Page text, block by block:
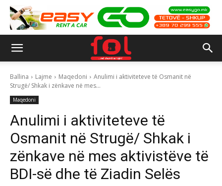
Ballina Lajme Maqedoni
Anulimi i aktiviteteve të Osmanit në
Strugë/ Shkak i zënkave në mes...
Maqedoni
Anulimi i aktiviteteve të
Osmanit në Strugë/ Shkak i
zënkave në mes aktivistëve të
BDI-së dhe të Ziadin Selës